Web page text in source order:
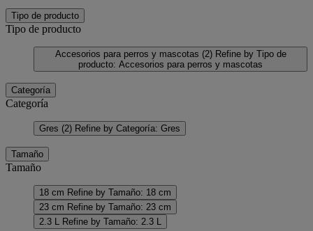
Tipo de producto
Tipo de producto
Accesorios para perros y mascotas (2) Refine by Tipo de
producto: Accesorios para perros y mascotas
Categoría
Categoría
Gres (2) Refine by Categoría: Gres
Tamaño
Tamaño
18 cm Refine by Tamaño: 18 cm
23 cm Refine by Tamaño: 23 cm
2.3 L
Refine by Tamaño: 2.3 L